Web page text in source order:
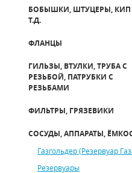
БОБЫШКИ, ШТУЦЕРЫ, КИП
Т.Д.
ФЛАНЦЫ
ГИЛЬЗЫ, ВТУЛКИ, ТРУБА С
РЕЗЬБОЙ, ПАТРУБКИ С
РЕЗЬБАМИ
ФИЛЬТРЫ, ГРЯЗЕВИКИ
СОСУДЫ, АППАРАТЫ,
Газгольдер (Резервуар
Резервуары